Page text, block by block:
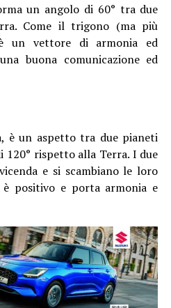
un angolo di 60° tra due
Come il trigono (ma più
un vettore di armonia ed
buona comunicazione ed
è un aspetto tra due pianeti
120° rispetto alla Terra. I due
e si scambiano le loro
è positivo e porta armonia e